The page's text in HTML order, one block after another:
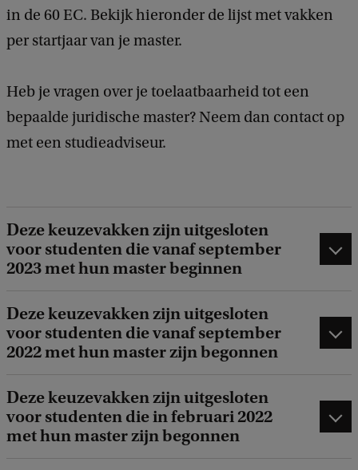
in de 60 EC. Bekijk hieronder de lijst met vakken
per startjaar van je master.
Heb je vragen over je toelaatbaarheid tot een
bepaalde juridische master? Neem dan contact op
met een studieadviseur.
Deze keuzevakken zijn uitgesloten
voor studenten die vanaf september
2023 met hun master beginnen
Deze keuzevakken zijn uitgesloten
voor studenten die vanaf september
2022 met hun master zijn begonnen
Deze keuzevakken zijn uitgesloten
voor studenten die in februari 2022
met hun master zijn begonnen